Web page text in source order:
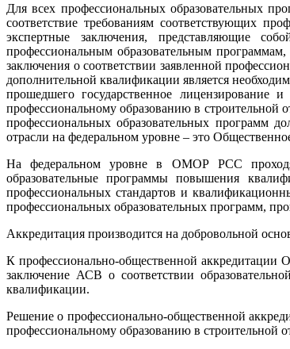
Для всех профессиональных образовательных
соответствие требованиям соответствующих
экспертные заключения, представляющие
профессиональным образовательным
заключения о соответствии заявленной
дополнительной квалификации является
прошедшего государственное
профессиональному образованию в строительной
профессиональных образовательных программ
отрасли на федеральном уровне – это
На федеральном уровне в ОМОР РСС проходят
образовательные программы повышения
профессиональных стандартов и
профессиональных образовательных программ,
Аккредитация производится на добровольной
К профессионально-общественной
заключение АСВ о соответствии
квалификации.
Решение о профессионально-общественной
профессиональному образованию в строительной